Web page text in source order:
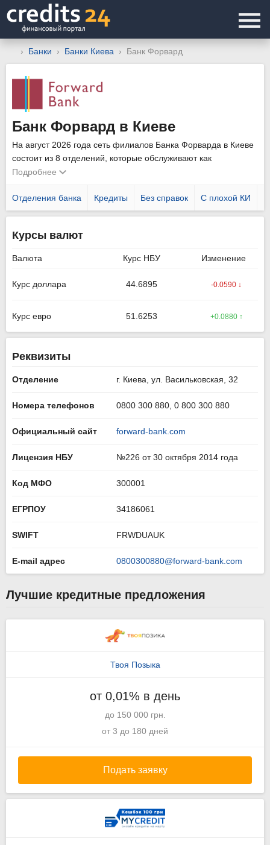
Банки Банки Киева Банк Форвард
Банк Форвард в Киеве
На август 2026 года сеть филиалов Банка Форварда в Киеве
состоит из 8 отделений, которые обслуживают как
физических, так и юридических лиц. Уточнить график работы
0800 300 880.
Подробнее
Отделения банка Кредиты Без справок С плохой КИ
Курсы валют
Валюта Курс НБУ Изменение
Курс доллара 44.6895 -0.0590 ↓
Курс евро 51.6253 +0.0880 ↑
Реквизиты
Отделение г. Киева, ул. Васильковская, 32
Номера телефонов 0800 300 880, 0 800 300 880
Официальный сайт forward-bank.com
Лицензия НБУ №226 от 30 октября 2014 года
Код МФО 300001
ЕГРПОУ 34186061
SWIFT FRWDUAUK
E-mail адрес 0800300880@forward-bank.com
Лучшие кредитные предложения
Твоя Позыка
от 0,01% в день
до 150 000 грн.
от 3 до 180 дней
Подать заявку